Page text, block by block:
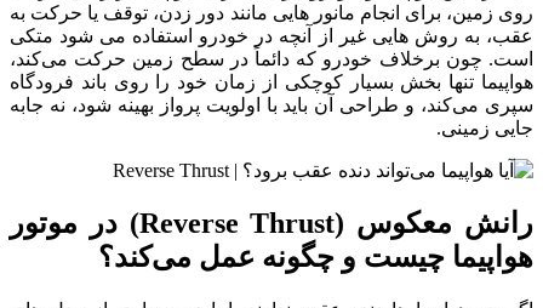
روی زمین، برای انجام مانور هایی مانند دور زدن، توقف یا حرکت به
عقب، به روش‌ هایی غیر از آنچه در خودرو استفاده می‌ شود متکی
است. چون برخلاف خودرو که دائماً در سطح زمین حرکت می‌کند،
هواپیما تنها بخش بسیار کوچکی از زمان خود را روی باند فرودگاه
سپری می‌کند، و طراحی آن باید با اولویت پرواز بهینه شود، نه جابه‌
جایی زمینی.
رانش معکوس (Reverse Thrust) در موتور
هواپیما چیست و چگونه عمل می‌کند؟